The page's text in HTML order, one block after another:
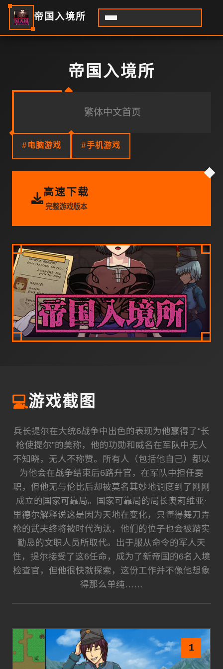
帝国入境所
帝国入境所
繁体中文首页
#电脑游戏 #手机游戏
高速下载
完整游戏版本
💻游戏截图
兵长提尔在大统6战争中出色的表现为他赢得了“长
枪使提尔”的美称，他的功勋和威名在军队中无人
不知晓，无人不称赞。所有人（包括他自己）都以
为他会在战争结束后6路升官，在军队中担任要
职，但他无与伦比后却被莫名其妙地调度到了刚刚
成立的国家可靠局。国家可靠局的局长奥莉维亚·
里德尔解释说这是因为天地在变化，只懂得舞刀弄
枪的武夫终将被时代淘汰，他们的位子也会被踏实
勤恳的文职人员所取代。出于服从命令的军人天
性，提尔接受了这6任命，成为了新帝国的6名入境
检查官，但他很快就探索，这份工作并不像他想象
得那么单纯……
1